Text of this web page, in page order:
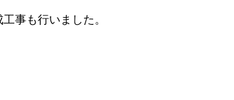
事も行いました。